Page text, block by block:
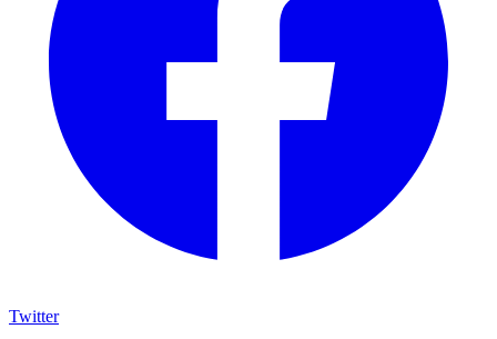
Twitter